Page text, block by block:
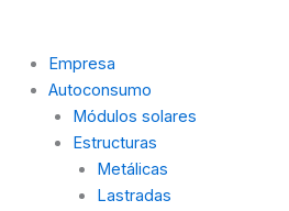
Empresa
Autoconsumo
Módulos solares
Estructuras
Metálicas
Lastradas